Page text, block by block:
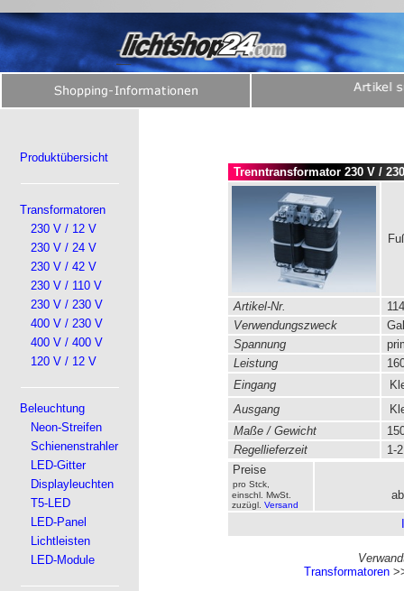
Produktübersicht
Transformatoren
230 V / 12 V
230 V / 24 V
230 V / 42 V
230 V / 110 V
230 V / 230 V
400 V / 230 V
400 V / 400 V
120 V / 12 V
Beleuchtung
Neon-Streifen
Schienenstrahler
LED-Gitter
Displayleuchten
T5-LED
LED-Panel
Lichtleisten
LED-Module
Trenntransformator 230 V /
Artikel-Nr.
Verwendungszweck
Spannung
Leistung
Eingang
Ausgang
Maße / Gewicht
Regellieferzeit
1-
Preise
pro Stck,
einschl. MwSt.
zuzügl. Versand
Transformatoren